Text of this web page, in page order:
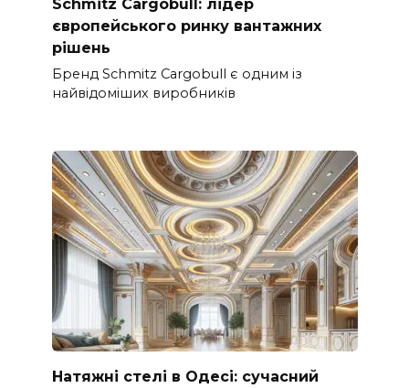
Schmitz Cargobull: лідер
європейського ринку вантажних
рішень
Бренд Schmitz Cargobull є одним із
найвідоміших виробників
Натяжні стелі в Одесі: сучасний